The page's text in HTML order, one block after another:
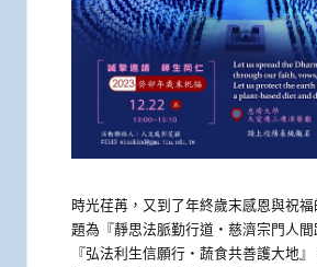
時光荏苒，又到了年終歲末感恩與祝
題為『靜思法脈勤行道‧慈濟宗門人間
『弘法利生信願行‧蔬食共善護大地